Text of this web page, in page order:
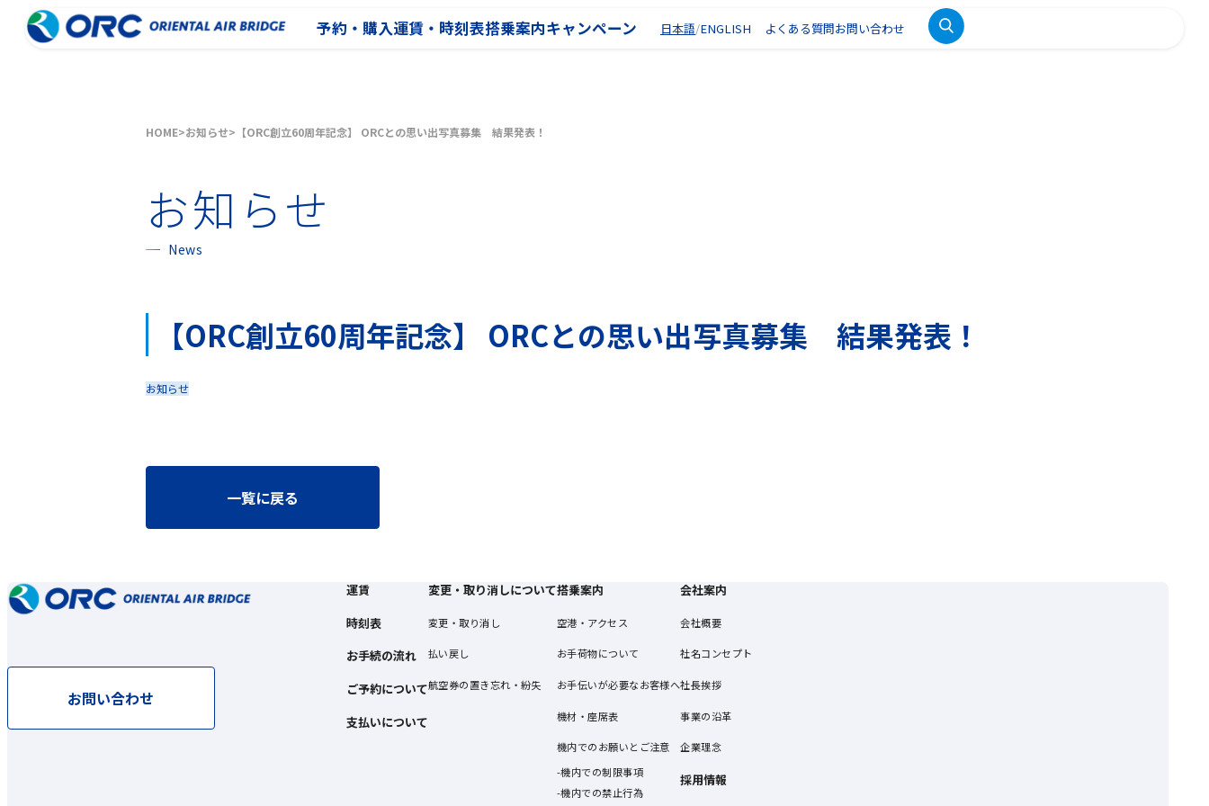
予約・購入運賃・時刻表搭乗案内キャンペーン 日本語 ENGLISH よくある質問お問い合わせ
HOME お知らせ 【ORC創立60周年記念】 ORCとの思い出写真募集 結果発表！
お知らせ
News
【ORC創立60周年記念】 ORCとの思い出写真募集 結果発表！
お知らせ
一覧に戻る
お問い合わせ
運賃
時刻表
お手続の流れ
ご予約について
支払いについて
変更・取り消しについて
変更・取り消し
払い戻し
航空券の置き忘れ・紛失
搭乗案内
空港・アクセス
お手荷物について
お手伝いが必要なお客様へ
機材・座席表
機内でのお願いとご注意
機内での制限事項
機内での禁止行為
会社案内
会社概要
社名コンセプト
社長挨拶
事業の沿革
企業理念
採用情報